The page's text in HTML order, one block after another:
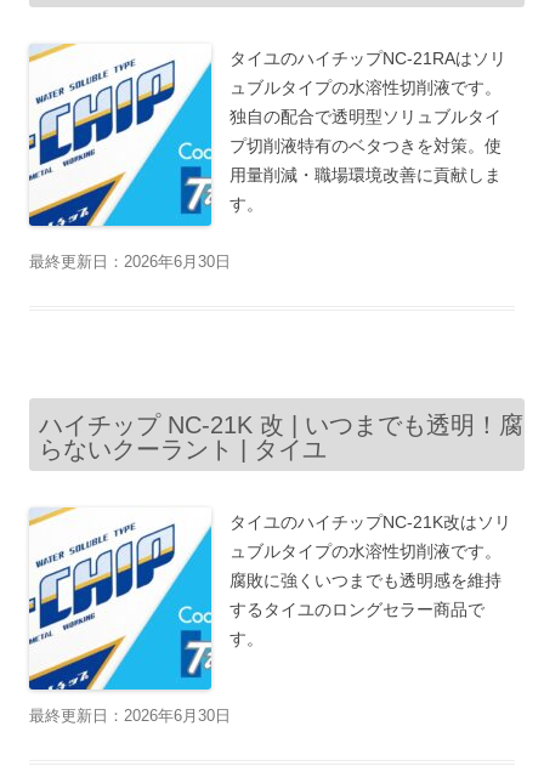
タイユのハイチップNC-21RAはソリ
ュブルタイプの水溶性切削液です。
独自の配合で透明型ソリュブルタイ
プ切削液特有のベタつきを対策。使
用量削減・職場環境改善に貢献しま
す。
最終更新日：2026年6月30日
ハイチップ NC-21K 改 | いつまでも透明！腐
らないクーラント | タイユ
タイユのハイチップNC-21K改はソリ
ュブルタイプの水溶性切削液です。
腐敗に強くいつまでも透明感を維持
するタイユのロングセラー商品で
す。
最終更新日：2026年6月30日